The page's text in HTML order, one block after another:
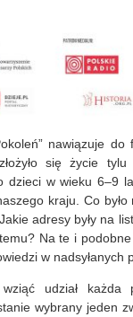
nawiązuje
się życie tylu
dzieci w wieku 6–9
kraju. Co było
adresy były na
Na te i
w nadsyłanych
udział każda
wybrany jeden